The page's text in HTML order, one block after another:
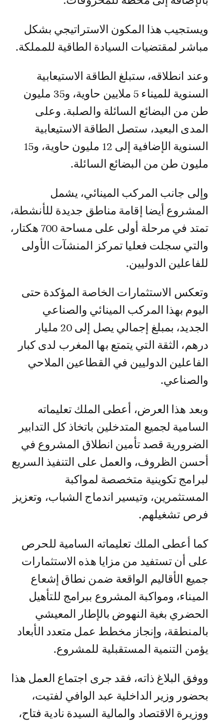
ويستجيب هذا المكون الاستراتيجي بشكل
مباشر لمقتضيات السيادة الطاقية للمملكة.
وعند انطلاقه، ستبلغ الطاقة الاستيعابية
السنوية للميناء 5 ملايين حاوية، و35 مليون
طن من البضائع السائلة والصلبة. وعلى
المدى البعيد، ستصل الطاقة الاستيعابية
السنوية الإضافية إلى 12 مليون حاوية، و15
مليون طن من البضائع السائلة.
وإلى جانب المركب المينائي، يشمل
المشروع أيضا إقامة مناطق جديدة للأنشطة،
تمتد في مرحلة أولى على مساحة 700 هكتار،
والتي سجلت فعليا تمركز المنشآت الأولى
للفاعلين الدوليين.
وتعكس الاستثمارات الخاصة المؤكدة حتى
اليوم بهذا المركب المينائي والصناعي
الجديد، بمبلغ إجمالي يصل إلى 20 مليار
درهم، الثقة التي يتمتع بها المغرب لدى كبار
الفاعلين الدوليين في القطاعين الملاحي
والصناعي.
وبعد هذا العرض، أعطى الملك تعليماته
السامية لجميع المتدخلين باتخاذ كل التدابير
الضرورية قصد تأمين انطلاق المشروع في
أحسن الظروف، والعمل على التنفيذ السريع
لبرامج تكوينية متخصصة لمواكبة
المستثمرين، وتيسير اندماج الشباب، وتعزيز
فرص تشغيلهم.
كما أعطى الملك تعليماته السامية للحرص
على أن تستفيد من مزايا هذه الاستثمارات
جميع الأقاليم الواقعة ضمن نطاق إشعاع
الميناء، ومواكبة المشروع ببرامج للتأهيل
الحضري بغية النهوض بالإطار المعيشي
بالمنطقة، وإنجاز مخطط عمل متعدد الأبعاد
يؤمن التنمية المستقبلية للمشروع.
ووفق البلاغ ذاته، فقد جرى اجتماع العمل هذا
بحضور وزير الداخلية عبد الوافي لفتيت،
ووزيرة الاقتصاد والمالية السيدة نادية فتاح،